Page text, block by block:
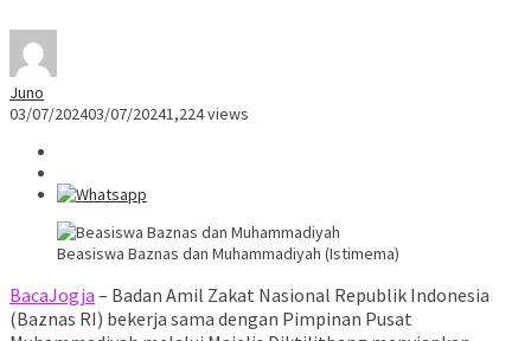
Juno
03/07/202403/07/20241,224 views
Beasiswa Baznas dan Muhammadiyah (Istimema)
BacaJogja – Badan Amil Zakat Nasional Republik Indonesia
(Baznas RI) bekerja sama dengan Pimpinan Pusat